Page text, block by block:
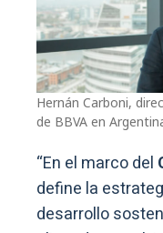
Hernán Carboni,
de BBVA en
“En el marco del
define la
desarrollo